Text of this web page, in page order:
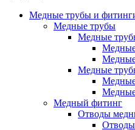
Медные трубы и
Медные трубы
Медные
Медные
Медные
Медные
Медный фитинг
Отводы
Отводы